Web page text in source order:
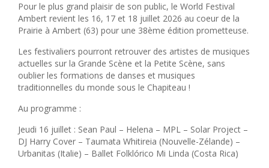
Pour le plus grand plaisir de son public, le World Festival
Ambert revient les 16, 17 et 18 juillet 2026 au coeur de la
Prairie à Ambert (63) pour une 38ème édition prometteuse.
Les festivaliers pourront retrouver des artistes de musiques
actuelles sur la Grande Scène et la Petite Scène, sans
oublier les formations de danses et musiques
traditionnelles du monde sous le Chapiteau !
Au programme :
Jeudi 16 juillet : Sean Paul – Helena – MPL – Solar Project –
DJ Harry Cover – Taumata Whitireia (Nouvelle-Zélande) –
Urbanitas (Italie) – Ballet Folklórico Mi Linda (Costa Rica)